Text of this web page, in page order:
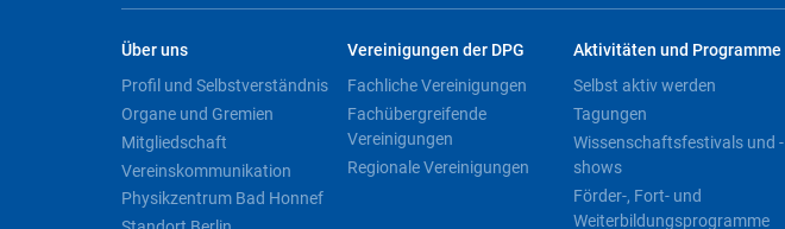
Über uns
Profil und Selbstverständnis
Organe und Gremien
Mitgliedschaft
Vereinskommunikation
Physikzentrum Bad Honnef
Vereinigungen der DPG
Fachliche Vereinigungen
Fachübergreifende
Vereinigungen
Regionale Vereinigungen
Aktivitäten und Programme
Selbst aktiv werden
Tagungen
Wissenschaftsfestivals und -
shows
Förder-, Fort- und
Weiterbildungsprogramme